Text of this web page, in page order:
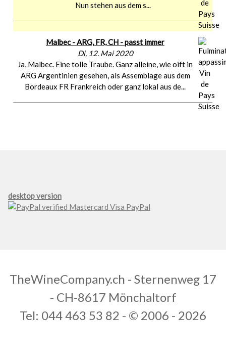
Nun stehen aus dem s...
Malbec - ARG, FR, CH - passt immer
Di, 12. Mai 2020
Ja, Malbec. Eine tolle Traube. Ganz alleine, wie oift in
ARG Argentinien gesehen, als Assemblage aus dem
Bordeaux FR Frankreich oder ganz lokal aus de...
desktop version
TheWineCompany.ch - Sternenweg 17
- CH-8617 Mönchaltorf
Tel: 044 463 53 82 - © 2006 - 2026